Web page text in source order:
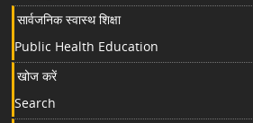
सार्वजनिक स्वास्थ शिक्षा
Public Health Education
खोज करें
Search